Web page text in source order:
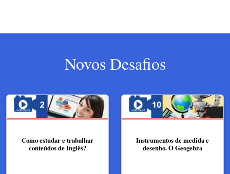
Novos Desafios
Como estudar e trabalhar
conteúdos de Inglês?
Instrumentos de medida e
desenho. O Geogebra